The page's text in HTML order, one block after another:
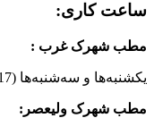
ساعت کاری:
مطب شهرک غرب :
یکشنبه‌ها و سه‌شنبه‌ها (17-13)
مطب شهرک ولیعصر: